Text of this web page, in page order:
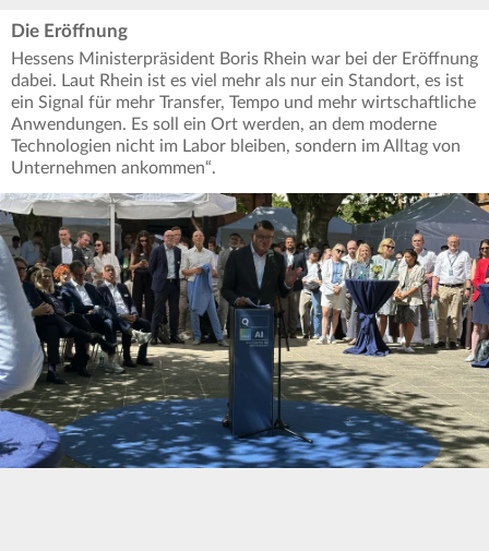
Die Eröffnung
Hessens Ministerpräsident Boris Rhein war bei der Eröffnung
dabei. Laut Rhein ist es viel mehr als nur ein Standort, es ist
ein Signal für mehr Transfer, Tempo und mehr wirtschaftliche
Anwendungen. Es soll ein Ort werden, an dem moderne
Technologien nicht im Labor bleiben, sondern im Alltag von
Unternehmen ankommen“.